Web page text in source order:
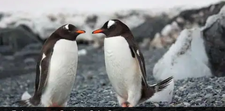
உலக பென்குயின் தினம்:
இந்த அழகான
கடற்பறவைகளைப்
பற்றிய 5 சுவாரஸ்யமான
தகவல்கள்
எழுதியவர் Venkatalakshmi V Apr 25, 2023 09:53 am